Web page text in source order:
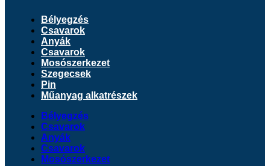
Bélyegzés
Csavarok
Anyák
Csavarok
Mosószerkezet
Szegecsek
Pin
Műanyag alkatrészek
Bélyegzés
Csavarok
Anyák
Csavarok
Mosószerkezet